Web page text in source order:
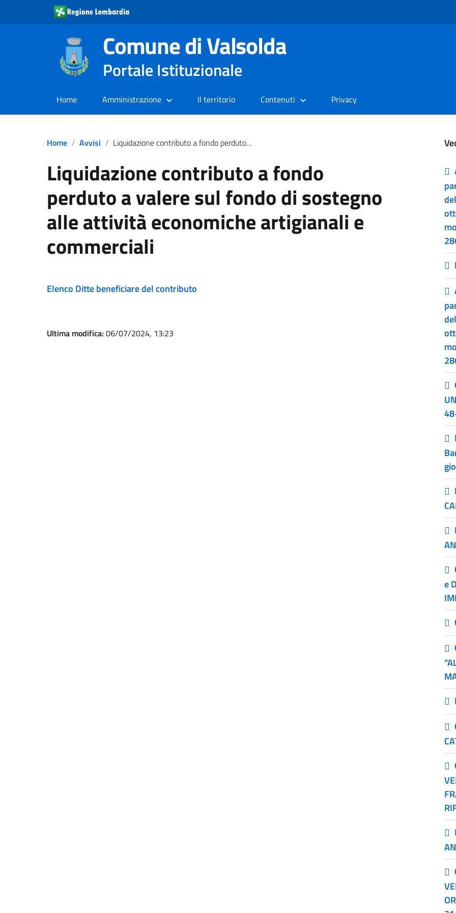
Comune di Valsolda
Portale Istituzionale
Home Amministrazione Il territorio Contenuti Privacy
Home Avvisi Liquidazione contributo a fondo perduto a valere sul fondo di sostegno alle attività economiche artigianali e commerciali
Liquidazione contributo a fondo
perduto a valere sul fondo di sostegno
alle attività economiche artigianali e
commerciali
Elenco Ditte beneficiare del contributo
Ultima modifica: 06/07/2024, 13:23
e